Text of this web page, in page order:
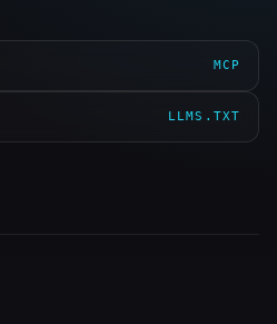
MCP
LLMS.TXT